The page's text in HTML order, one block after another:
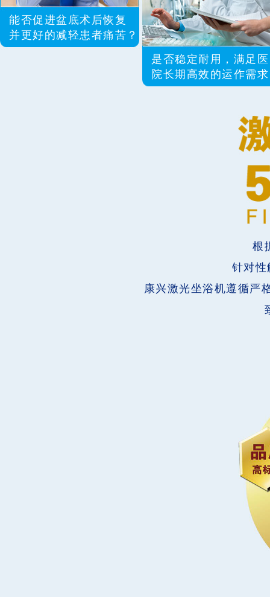
能否促进盆底术后恢复
并更好的减轻患者痛苦？
是否稳定耐用，满足医
院长期高效的运作需
根
针对性
康兴激光坐浴机遵循严